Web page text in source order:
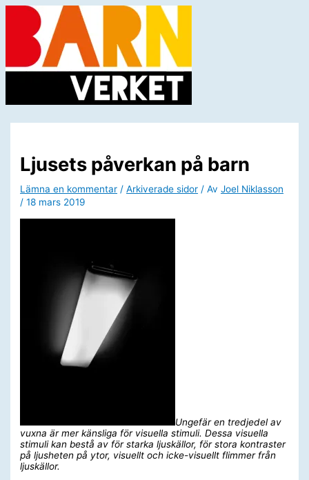
Hoppa
innehåll
Ljusets påverkan på barn
Lämna en kommentar /Arkiverade sidor / AvJoel Niklasson
/18 mars 2019
Ungefär en tredjedel av
vuxna är mer känsliga för visuella stimuli. Dessa visuella
stimuli kan bestå av för starka ljuskällor, för stora kontraster
på ljusheten på ytor, visuellt och icke-visuellt flimmer från
ljuskällor.